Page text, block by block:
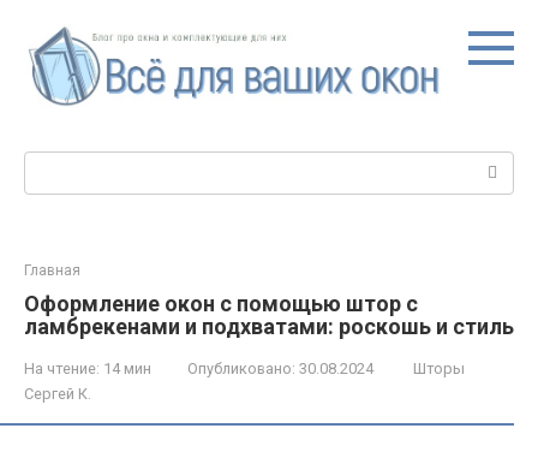
контенту
Главная
Оформление окон с помощью штор с
ламбрекенами и подхватами: роскошь и стиль
На чтение: 14 мин Опубликовано: 30.08.2024
Шторы
Сергей К.